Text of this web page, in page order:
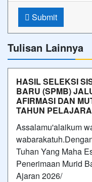
Submit
Tulisan Lainnya
HASIL SELEKSI
BARU (SPMB)
AFIRMASI DAN
TAHUN
Assalamu'alaikum
Tuhan Yang Maha
Penerimaan Murid
Ajaran 2026/